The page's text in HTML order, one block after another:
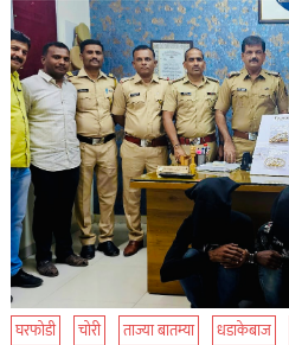
घरफोडी चोरी ताज्या बातम्या धडाकेबाज